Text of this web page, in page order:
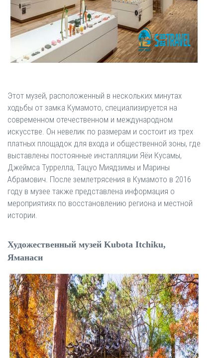
Этот музей, расположенный в нескольких минутах
ходьбы от замка Кумамото, специализируется на
современном отечественном и международном
искусстве. Он невелик по размерам и состоит из трех
платных площадок для входа и общественной зоны, где
выставлены постоянные инсталляции Яёи Кусамы,
Джеймса Туррелла, Тацуо Миядзимы и Марины
Абрамович. После землетрясения в Кумамото в 2016
году в музее также представлена ​​информация о
мероприятиях по восстановлению региона и местной
истории.
Художественный музей Kubota Itchiku,
Яманаси